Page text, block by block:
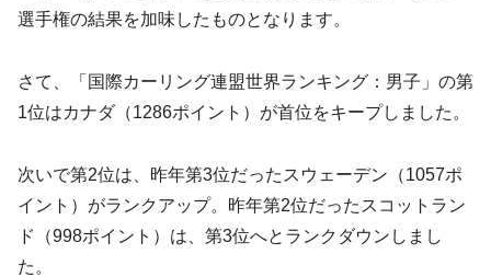
選手権の結果を加味したものとなります。
さて、「国際カーリング連盟世界ランキング：男子」の第
1位はカナダ（1286ポイント）が首位をキープしました。
次いで第2位は、昨年第3位だったスウェーデン（1057ポ
イント）がランクアップ。昨年第2位だったスコットラン
ド（998ポイント）は、第3位へとランクダウンしまし
た。